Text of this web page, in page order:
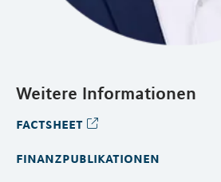
Weitere Informationen
factsheet
finanzpublikationen